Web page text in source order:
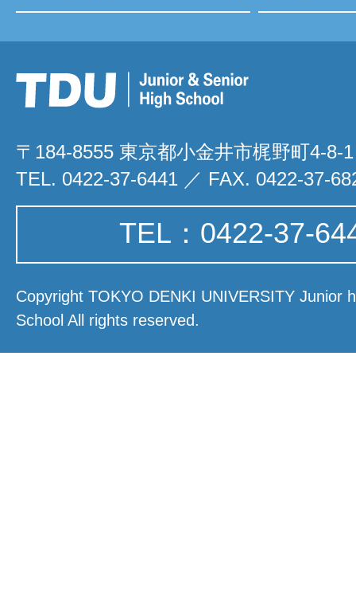
〒184-8555 東京都小金井市梶野町4-8-1
TEL. 0422-37-6441 ／ FAX. 0422-37-
TEL：0422-37-
Copyright TOKYO DENKI UNIVERSITY Junior
School All rights reserved.